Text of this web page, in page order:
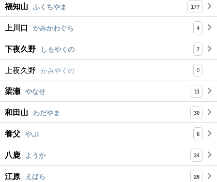
福知山 ふくちやま 177
上川口 かみかわぐち 4
下夜久野 しもやくの 7
上夜久野 かみやくの 0
梁瀬 やなせ 11
和田山 わだやま 30
養父 やぶ 6
八鹿 ようか 34
江原 えばら 26